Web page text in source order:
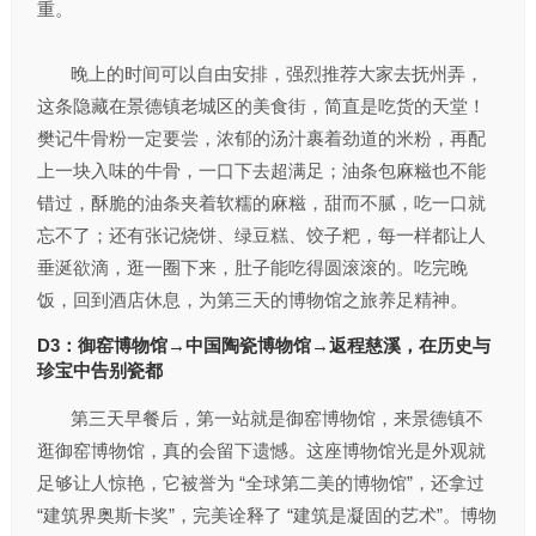
重。
晚上的时间可以自由安排，强烈推荐大家去抚州弄，
这条隐藏在景德镇老城区的美食街，简直是吃货的天堂！
樊记牛骨粉一定要尝，浓郁的汤汁裹着劲道的米粉，再配
上一块入味的牛骨，一口下去超满足；油条包麻糍也不能
错过，酥脆的油条夹着软糯的麻糍，甜而不腻，吃一口就
忘不了；还有张记烧饼、绿豆糕、饺子粑，每一样都让人
垂涎欲滴，逛一圈下来，肚子能吃得圆滚滚的。吃完晚
饭，回到酒店休息，为第三天的博物馆之旅养足精神。
D3：御窑博物馆→中国陶瓷博物馆→返程慈溪，在历史与
珍宝中告别瓷都
第三天早餐后，第一站就是御窑博物馆，来景德镇不
逛御窑博物馆，真的会留下遗憾。这座博物馆光是外观就
足够让人惊艳，它被誉为 “全球第二美的博物馆”，还拿过
“建筑界奥斯卡奖”，完美诠释了 “建筑是凝固的艺术”。博物